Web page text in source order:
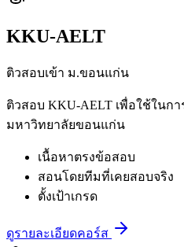
KKU-AELT
ติวสอบเข้า ม.ขอนแก่น
ติวสอบ KKU-AELT เพื่อใช้ในก
มหาวิทยาลัยขอนแก่น
เนื้อหาตรงข้อสอบ
สอนโดยทีมที่เคยสอบจริง
ตั้งเป้าเกรด
ดูรายละเอียดคอร์ส